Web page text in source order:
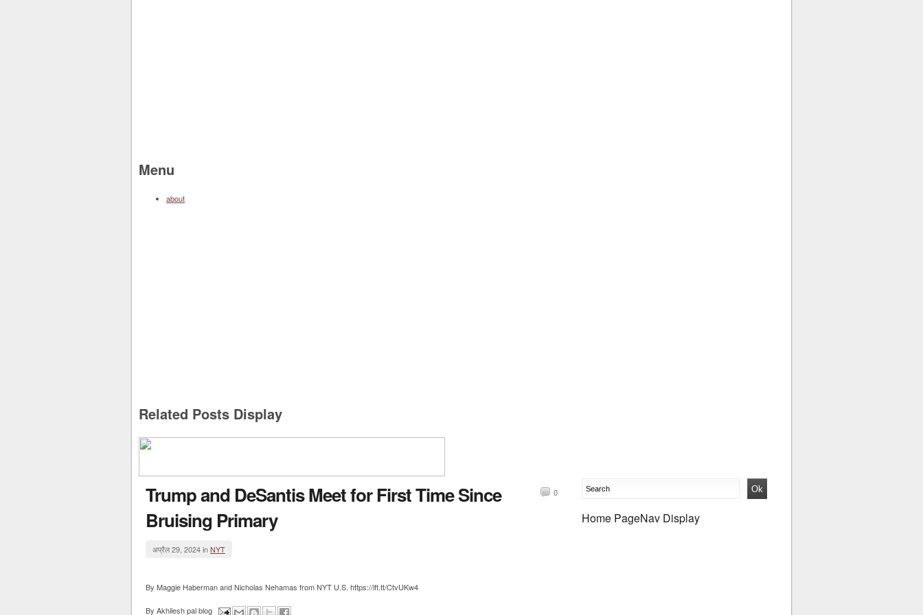
Menu
about
Related Posts Display
Trump and DeSantis Meet for First Time Since
Bruising Primary
0
अप्रैल 29, 2024 inNYT
By Maggie Haberman and Nicholas Nehamas from NYT U.S. https://ift.tt/CtvUKw4
By Akhilesh pal blog
Home PageNav Display